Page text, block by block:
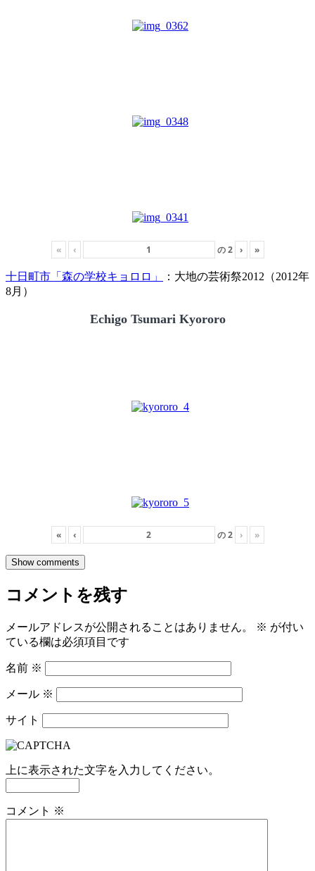
« ‹ の2 › »
十日町市「森の学校キョロロ」
：大地の芸術祭2012（2012年
8月）
Echigo Tsumari Kyororo
« ‹ の2 › »
Show comments
コメントを残す
メールアドレスが公開されることはありません。 ※ が付い
ている欄は必須項目です
名前 ※
メール ※
サイト
上に表示された文字を入力してください。
コメント ※